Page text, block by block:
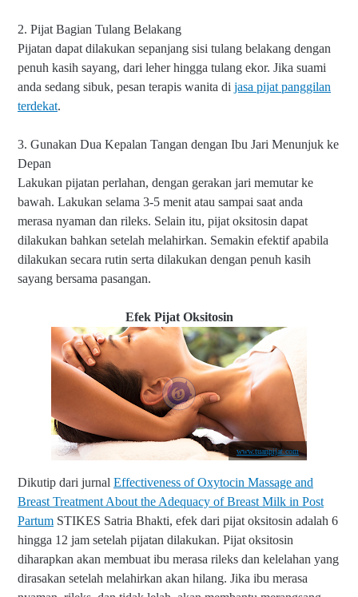
2. Pijat Bagian Tulang Belakang
Pijatan dapat dilakukan sepanjang sisi tulang belakang dengan
penuh kasih sayang, dari leher hingga tulang ekor. Jika suami
anda sedang sibuk, pesan terapis wanita di jasa pijat panggilan
terdekat.
3. Gunakan Dua Kepalan Tangan dengan Ibu Jari Menunjuk ke
Depan
Lakukan pijatan perlahan, dengan gerakan jari memutar ke
bawah. Lakukan selama 3-5 menit atau sampai saat anda
merasa nyaman dan rileks. Selain itu, pijat oksitosin dapat
dilakukan bahkan setelah melahirkan. Semakin efektif apabila
dilakukan secara rutin serta dilakukan dengan penuh kasih
sayang bersama pasangan.
Efek Pijat Oksitosin
www.tuanpijat.com
Dikutip dari jurnal Effectiveness of Oxytocin Massage and
Breast Treatment About the Adequacy of Breast Milk in Post
Partum STIKES Satria Bhakti, efek dari pijat oksitosin adalah 6
hingga 12 jam setelah pijatan dilakukan. Pijat oksitosin
diharapkan akan membuat ibu merasa rileks dan kelelahan yang
dirasakan setelah melahirkan akan hilang. Jika ibu merasa